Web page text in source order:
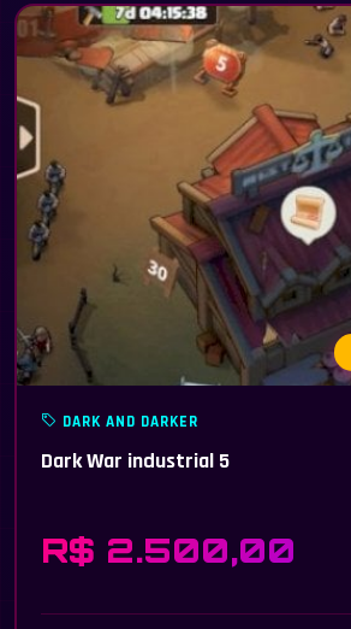
DARK AND DARKER
Dark War industrial 5
R$ 2.500,00